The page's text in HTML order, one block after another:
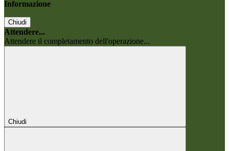
Informazione
Chiudi
Attendere...
Attendere il completamento dell'operazione...
Chiudi